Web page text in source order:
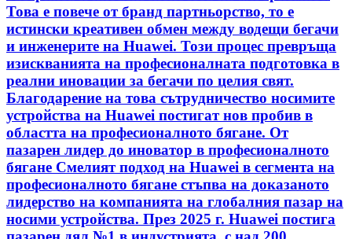
Това е повече от бранд партньорство, то е
истински креативен обмен между водещи бегачи
и инженерите на Huawei. Този процес превръща
изискванията на професионалната подготовка в
реални иновации за бегачи по целия свят.
Благодарение на това сътрудничество носимите
устройства на Huawei постигат нов пробив в
областта на професионалното бягане. От
пазарен лидер до иноватор в професионалното
бягане Смелият подход на Huawei в сегмента на
професионалното бягане стъпва на доказаното
лидерство на компанията на глобалния пазар на
носими устройства. През 2025 г. Huawei постига